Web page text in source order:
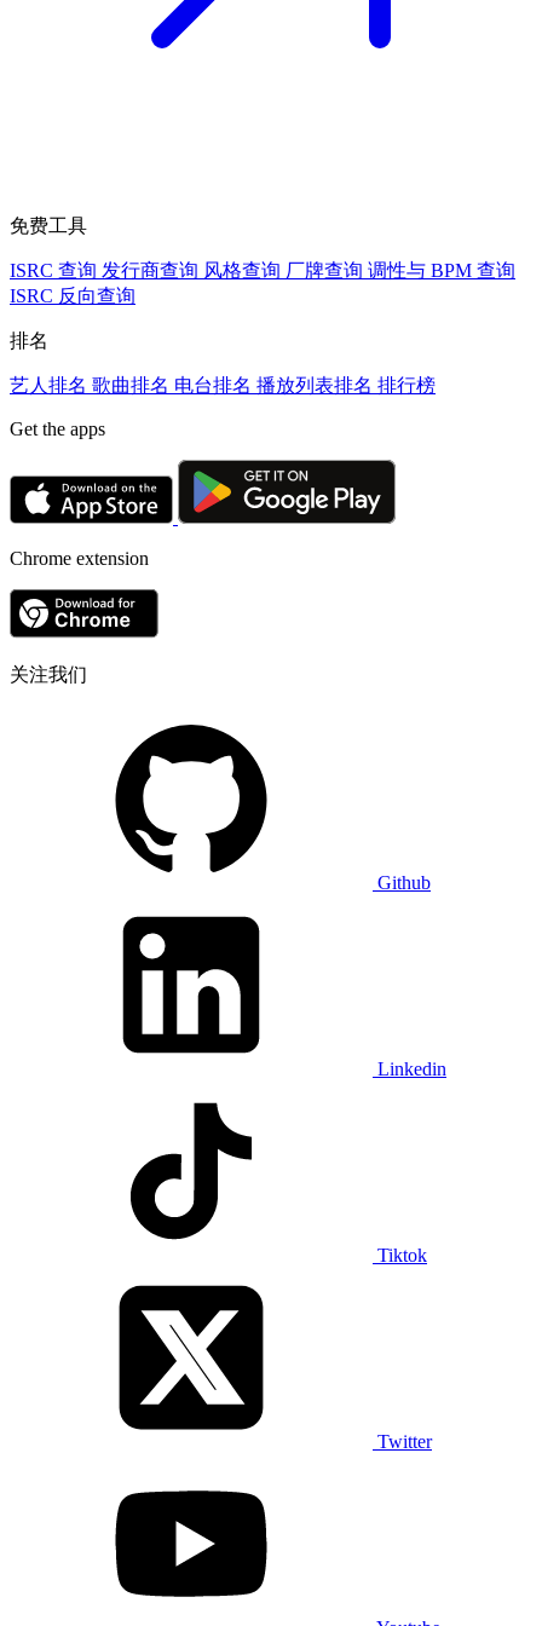
免费工具
ISRC 查询 发行商查询 风格查询 厂牌查询 调性与 BPM 查询
ISRC 反向查询
排名
艺人排名 歌曲排名 电台排名 播放列表排名 排行榜
Get the apps
Chrome extension
关注我们
Github
Linkedin
Tiktok
Twitter